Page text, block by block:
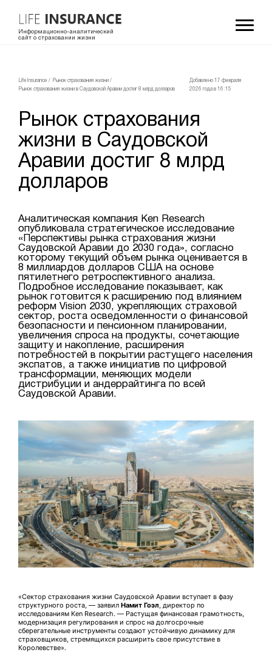
Информационно-аналитический
сайт о страховании жизни
LifeInsurance / Рынок страхования жизни /
Рынок страхования жизни в Саудовской Аравии достиг 8 млрд долларов
Добавлено 17 февраля
2026 года в 16:15
Рынок страхования
жизни в Саудовской
Аравии достиг 8 млрд
долларов
Аналитическая компания Ken Research
опубликовала стратегическое исследование
«Перспективы рынка страхования жизни
Саудовской Аравии до 2030 года», согласно
которому текущий объем рынка оценивается в
8 миллиардов долларов США на основе
пятилетнего ретроспективного анализа.
Подробное исследование показывает, как
рынок готовится к расширению под влиянием
реформ Vision 2030, укрепляющих страховой
сектор, роста осведомленности о финансовой
безопасности и пенсионном планировании,
увеличения спроса на продукты, сочетающие
защиту и накопление, расширения
потребностей в покрытии растущего населения
экспатов, а также инициатив по цифровой
трансформации, меняющих модели
дистрибуции и андеррайтинга по всей
Саудовской Аравии.
«Сектор страхования жизни Саудовской Аравии вступает в фазу
структурного роста, — заявил Намит Гоэл, директор по
исследованиям Ken Research. — Растущая финансовая грамотность,
модернизация регулирования и спрос на долгосрочные
сберегательные инструменты создают устойчивую динамику для
страховщиков, стремящихся расширить свое присутствие в
Королевстве».